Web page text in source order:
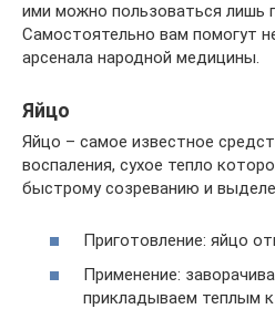
ими можно пользоваться лишь
Самостоятельно вам помогут
арсенала народной медицины.
Яйцо
Яйцо – самое известное
воспаления, сухое тепло
быстрому созреванию и
Приготовление: яйцо
Применение:
прикладываем теплым